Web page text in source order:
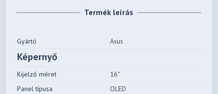
Termék leírás
Gyártó Asus
Képernyő
Kijelző méret
16"
Panel típusa
OLED